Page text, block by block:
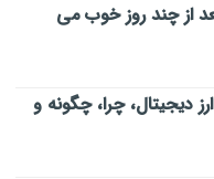
از چند روز خوب می‌
دیجیتال، چرا، چگونه و